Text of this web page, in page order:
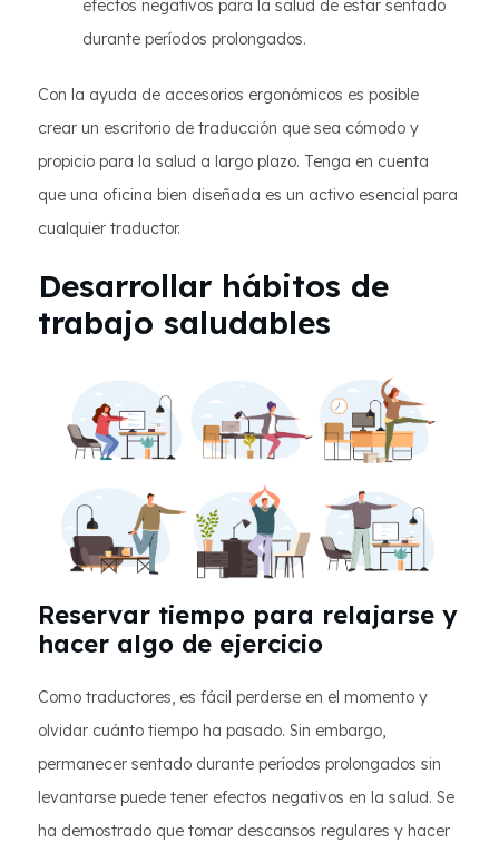
efectos negativos para la salud de estar sentado
durante períodos prolongados.
Con la ayuda de accesorios ergonómicos es posible
crear un escritorio de traducción que sea cómodo y
propicio para la salud a largo plazo. Tenga en cuenta
que una oficina bien diseñada es un activo esencial para
cualquier traductor.
Desarrollar hábitos de
trabajo saludables
Reservar tiempo para relajarse y
hacer algo de ejercicio
Como traductores, es fácil perderse en el momento y
olvidar cuánto tiempo ha pasado. Sin embargo,
permanecer sentado durante períodos prolongados sin
levantarse puede tener efectos negativos en la salud. Se
ha demostrado que tomar descansos regulares y hacer